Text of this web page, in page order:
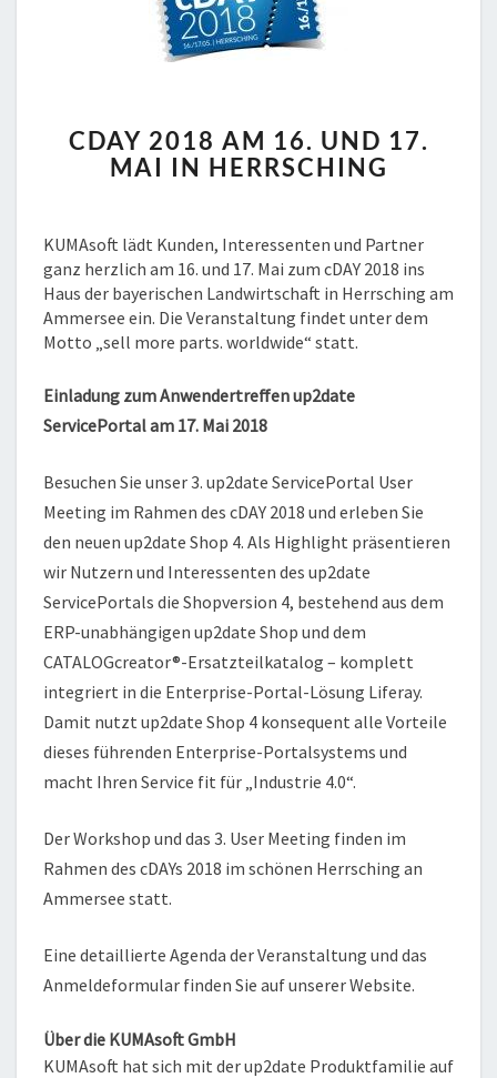
2018
AM
17.
MAI
IN
HERRSCHING
CDAY 2018 AM 16. UND 17.
MAI IN HERRSCHING
KUMAsoft lädt Kunden, Interessenten und Partner
ganz herzlich am 16. und 17. Mai zum cDAY 2018 ins
Haus der bayerischen Landwirtschaft in Herrsching am
Ammersee ein. Die Veranstaltung findet unter dem
Motto „sell more parts. worldwide“ statt.
Einladung zum Anwendertreffen up2date
ServicePortal am 17. Mai 2018
Besuchen Sie unser 3. up2date ServicePortal User
Meeting im Rahmen des cDAY 2018 und erleben Sie
den neuen up2date Shop 4. Als Highlight präsentieren
wir Nutzern und Interessenten des up2date
ServicePortals die Shopversion 4, bestehend aus dem
ERP-unabhängigen up2date Shop und dem
CATALOGcreator®-Ersatzteilkatalog – komplett
integriert in die Enterprise-Portal-Lösung Liferay.
Damit nutzt up2date Shop 4 konsequent alle Vorteile
dieses führenden Enterprise-Portalsystems und
macht Ihren Service fit für „Industrie 4.0“.
Der Workshop und das 3. User Meeting finden im
Rahmen des cDAYs 2018 im schönen Herrsching an
Ammersee statt.
Eine detaillierte Agenda der Veranstaltung und das
Anmeldeformular finden Sie auf unserer Website.
Über die KUMAsoft GmbH
KUMAsoft hat sich mit der up2date Produktfamilie auf